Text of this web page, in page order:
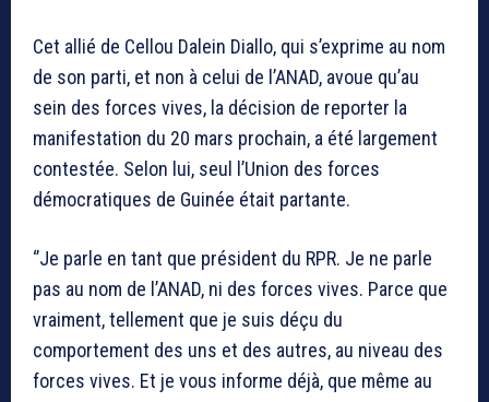
Cet allié de Cellou Dalein Diallo, qui s’exprime au nom
de son parti, et non à celui de l’ANAD, avoue qu’au
sein des forces vives, la décision de reporter la
manifestation du 20 mars prochain, a été largement
contestée. Selon lui, seul l’Union des forces
démocratiques de Guinée était partante.
‘’Je parle en tant que président du RPR. Je ne parle
pas au nom de l’ANAD, ni des forces vives. Parce que
vraiment, tellement que je suis déçu du
comportement des uns et des autres, au niveau des
forces vives. Et je vous informe déjà, que même au